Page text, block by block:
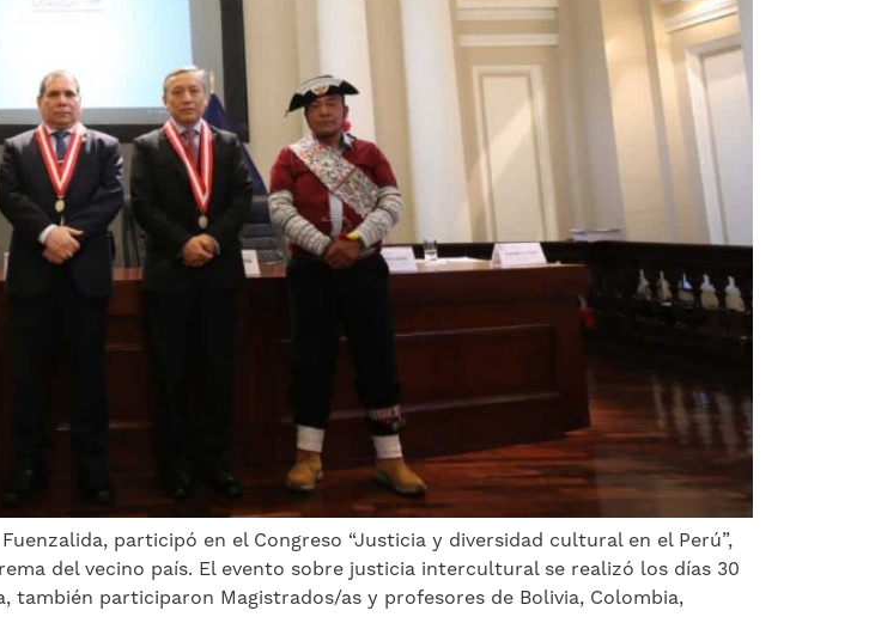
participó en el Congreso “Justicia y diversidad cultural en el Perú”,
del vecino país. El evento sobre justicia intercultural se realizó los días 30
también participaron Magistrados/as y profesores de Bolivia, Colombia,